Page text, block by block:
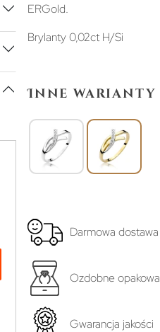
ERGold.
Brylanty 0,02ct H/Si
Inne warianty
Darmowa dostawa
Ozdobne
Gwarancja jakości